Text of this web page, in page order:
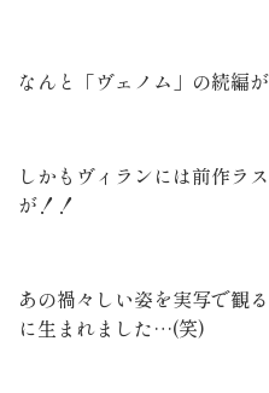
なんと「ヴェノム」の続編
しかもヴィランには前作ラ
が！！
あの禍々しい姿を実写で観
に生まれました…(笑)